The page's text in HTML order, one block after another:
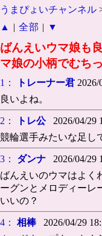
うまぴょいチャンネル
▲
| 全部 | ▼
ばんえいウマ娘も
マ娘の小柄でむち
1： トレーナー君 2026/
良いよね。
2： トレ公2026/04/29
競輪選手みたいな足し
3： ダンナ 2026/04/29
ばんえいのウマはよく
ーグンとメロディーレ
いいの？
4： 相棒2026/04/29